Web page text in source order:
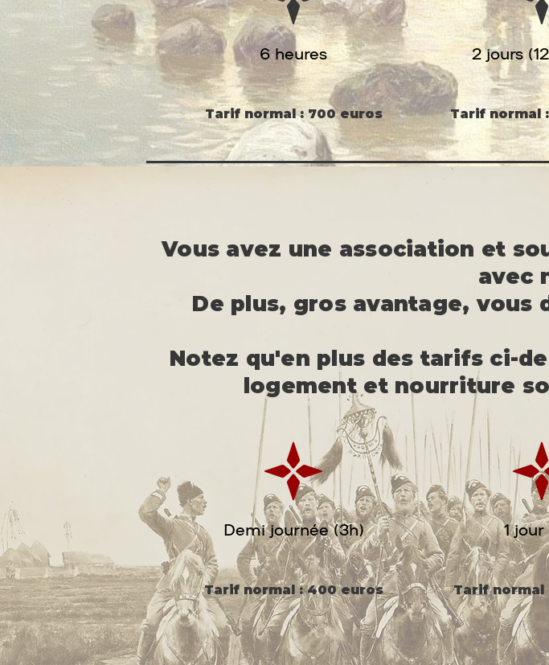
6 heures
Tarif normal : 700 euros
2 jours
Tarif normal
Vous avez une association et
avec
De plus, gros avantage, vous
Notez qu'en plus des tarifs ci-
logement et nourriture
Demi journée (3h)
Tarif normal : 400 euros
1 jour
Tarif normal